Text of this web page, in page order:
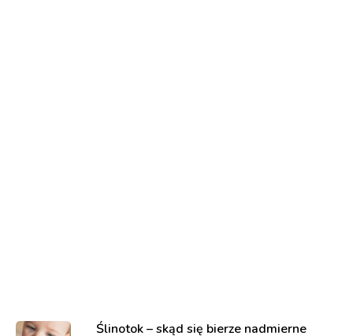
Ślinotok – skąd się bierze nadmierne